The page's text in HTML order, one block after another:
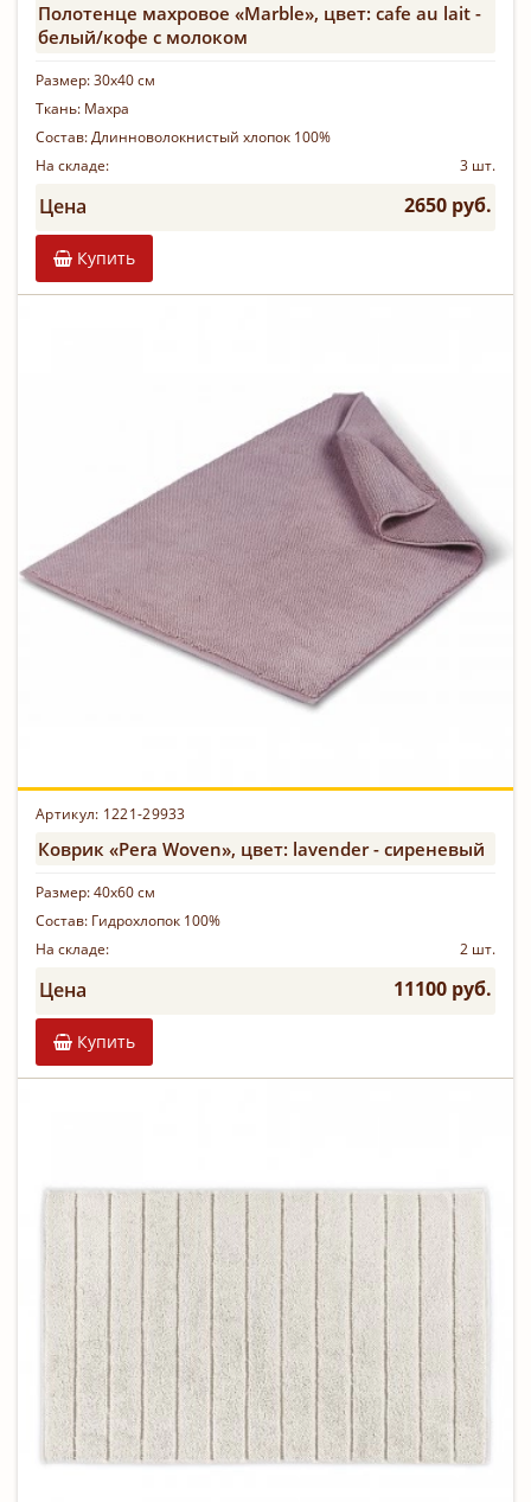
Полотенце махровое «Marble», цвет: cafe au lait -
белый/кофе с молоком
Размер:30х40 см
Ткань: Махра
Состав:Длинноволокнистый хлопок 100%
На складе:
3 шт.
Цена 2650 руб.
Купить
Артикул: 1221-29933
Коврик «Pera Woven», цвет: lavender - сиреневый
Размер:40х60 см
Состав: Гидрохлопок 100%
На складе:
2 шт.
Цена 11100 руб.
Купить